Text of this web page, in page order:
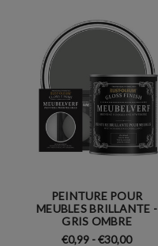
PEINTURE POUR
MEUBLES BRILLANTE -
GRIS OMBRE
€0,99 - €30,00